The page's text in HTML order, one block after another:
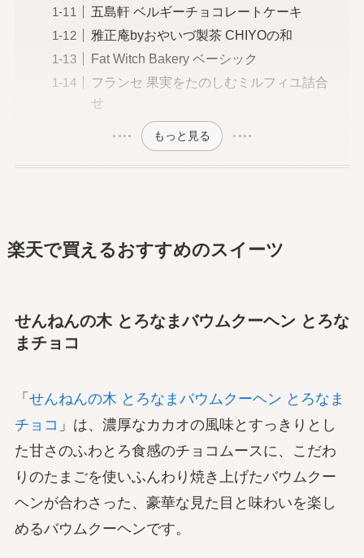
五島軒 ベルギーチョコレートケーキ
雅正庵byおやいづ製茶 CHIYOの和
Fat Witch Bakery ベーシック
フランセ 果実をたのしむミルフィユ詰合
せ
もっと見る
楽天で買えるおすすめのスイーツ
せんねんの木 とろなまバウムクーヘン とろな
まチョコ
「 せんねんの木 とろなまバウムクーヘン とろなま
チョコ 」は、濃厚なカカオの風味とすっきりとし
た甘さのふわとろ食感のチョコムースに、こだわ
りのたまごを使いふんわり焼き上げたバウムクー
ヘンが合わさった、豪華な見た目と味わいを楽し
めるバウムクーヘンです。